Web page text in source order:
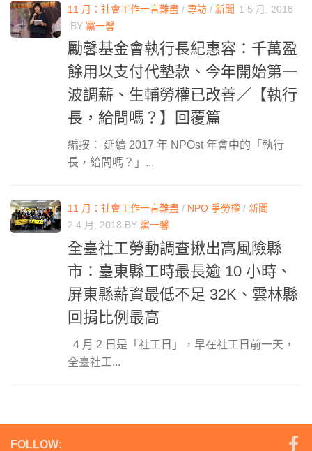
11 月：社會工作一言難盡 / 專訪 / 新聞 1 5 月, 2018
BY 黨一馨
勵馨基金會執行長紀惠容：千萬盈
餘用以支付代墊款、今年開始第一
波調薪、生輔勞權已改善／【執行
長，給問嗎？】回覆篇
編按： 延續 2017 年 NPOst 年會中的「執行
長，給問嗎？」...
11 月：社會工作一言難盡 / NPO 爭勞權 / 新聞
2 4 月, 2018 BY 黨一馨
全臺社工勞動調查揪出高風險縣
市：臺東縣工時最長逾 10 小時、
屏東縣薪資最低不足 32K、雲林縣
回捐比例最高
4 月 2 日是「社工日」，早在社工日前一天，
全臺社工...
FOLLOW: